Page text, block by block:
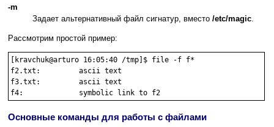
-m
Задает альтернативный файл сигнатур, вместо /etc/magic.
Рассмотрим простой пример:
[kravchuk@arturo 16:05:40 /tmp]$ file -f f*
f2.txt:         ascii text
f3.txt:         ascii text
Основные команды для работы с файлами